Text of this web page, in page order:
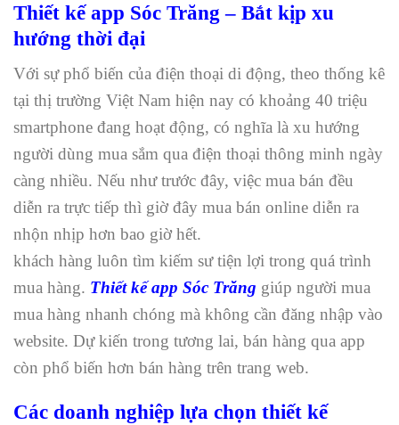
Thiết kế app Sóc Trăng – Bắt kịp xu
hướng thời đại
Với sự phổ biến của điện thoại di động, theo thống kê
tại thị trường Việt Nam hiện nay có khoảng 40 triệu
smartphone đang hoạt động, có nghĩa là xu hướng
người dùng mua sắm qua điện thoại thông minh ngày
càng nhiều. Nếu như trước đây, việc mua bán đều
diễn ra trực tiếp thì giờ đây mua bán online diễn ra
nhộn nhịp hơn bao giờ hết.
khách hàng luôn tìm kiếm sư tiện lợi trong quá trình
mua hàng. Thiết kế app Sóc Trăng giúp người mua
mua hàng nhanh chóng mà không cần đăng nhập vào
website. Dự kiến trong tương lai, bán hàng qua app
còn phổ biến hơn bán hàng trên trang web.
Các doanh nghiệp lựa chọn thiết kế